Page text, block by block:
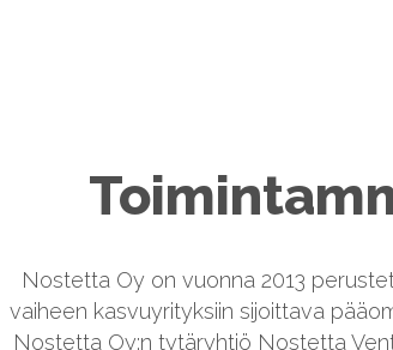
Nostetta Oy on vuonna 2013
vaiheen kasvuyrityksiin sijoittava
Nostetta Oy:n tytäryhtiö Nostetta